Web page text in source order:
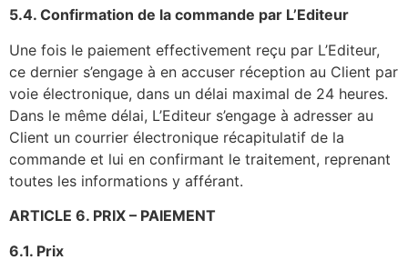
5.4. Confirmation de la commande par L’Editeur
Une fois le paiement effectivement reçu par L’Editeur,
ce dernier s’engage à en accuser réception au Client par
voie électronique, dans un délai maximal de 24 heures.
Dans le même délai, L’Editeur s’engage à adresser au
Client un courrier électronique récapitulatif de la
commande et lui en confirmant le traitement, reprenant
toutes les informations y afférant.
ARTICLE 6. PRIX – PAIEMENT
6.1. Prix